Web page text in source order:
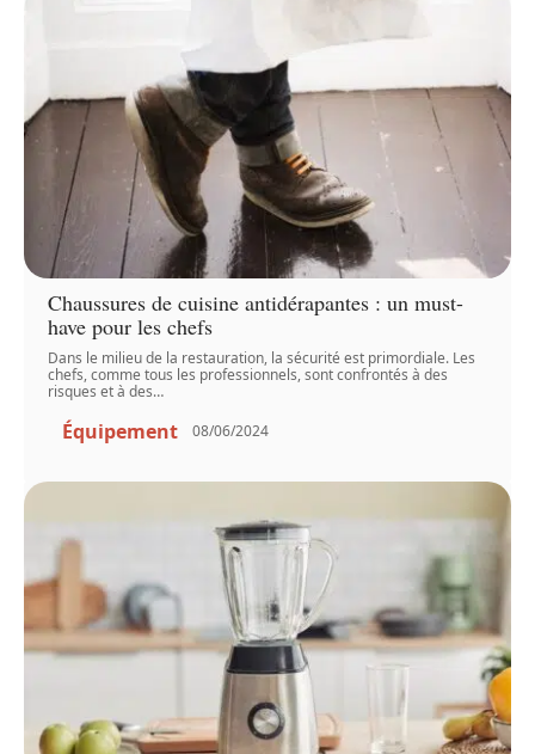
Chaussures de cuisine antidérapantes : un must-
have pour les chefs
Dans le milieu de la restauration, la sécurité est primordiale. Les
chefs, comme tous les professionnels, sont confrontés à des
risques et à des…
Équipement 08/06/2024